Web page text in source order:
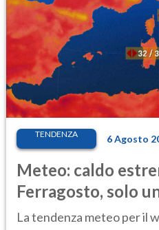
TENDENZA 6 Agosto
Meteo: caldo
Ferragosto, solo
Ecco dove
La tendenza meteo per il